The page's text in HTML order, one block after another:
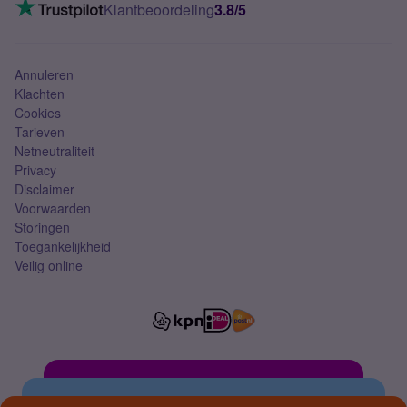
Mobiel abonnement
Klantbeoordeling3.8/5
Annuleren
Klachten
Cookies
Tarieven
Netneutraliteit
Privacy
Disclaimer
Voorwaarden
Storingen
Toegankelijkheid
Veilig online